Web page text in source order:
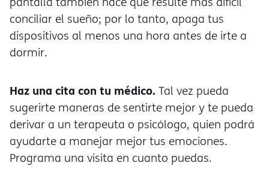
conciliar el sueño; por lo tanto, apaga tus
dispositivos al menos una hora antes de irte a
dormir.
Haz una cita con tu médico. Tal vez pueda
sugerirte maneras de sentirte mejor y te pueda
derivar a un terapeuta o psicólogo, quien podr
ayudarte a manejar mejor tus emociones.
Programa una visita en cuanto puedas.